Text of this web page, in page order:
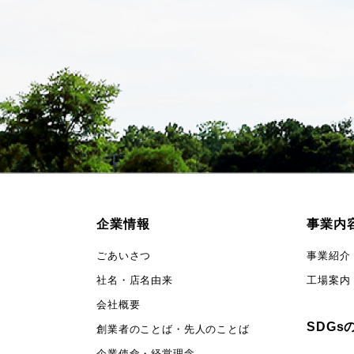
企業情報
ごあいさつ
社名・店名由来
会社概要
創業者のことば・先人のことば
事業内
事業紹介
工場案内
SDGs